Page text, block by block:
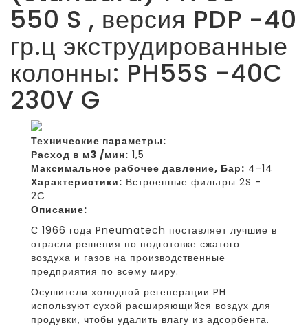
550 S , версия PDP -40
гр.ц экструдированные
колонны: PH55S -40C
230V G
Технические параметры:
Расход в м3 /мин: 1,5
Максимальное рабочее давление, Бар: 4-14
Характеристики: Встроенные фильтры 2S -
2C
Описание:
С 1966 года Pneumatech поставляет лучшие в
отрасли решения по подготовке сжатого
воздуха и газов на производственные
предприятия по всему миру.
Осушители холодной регенерации PH
используют сухой расширяющийся воздух для
продувки, чтобы удалить влагу из адсорбента.